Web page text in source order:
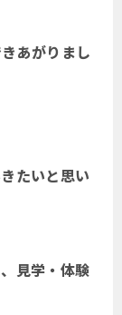
あがりまし
たいと思い
見学・体験